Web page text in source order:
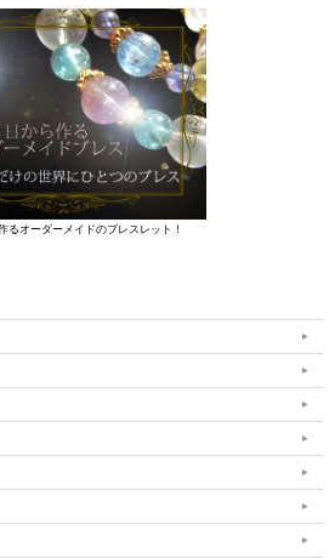
るオーダーメイドのブレスレット！